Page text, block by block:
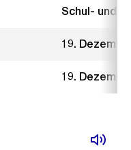
Schul- und
19.
19.